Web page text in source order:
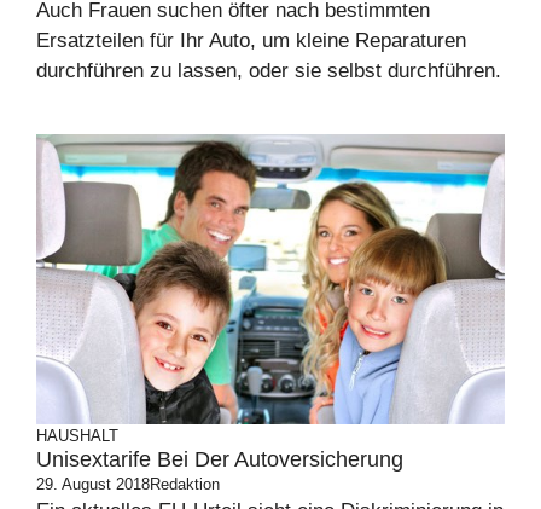
Auch Frauen suchen öfter nach bestimmten
Ersatzteilen für Ihr Auto, um kleine Reparaturen
durchführen zu lassen, oder sie selbst durchführen.
HAUSHALT
Unisextarife Bei Der Autoversicherung
29. August 2018Redaktion